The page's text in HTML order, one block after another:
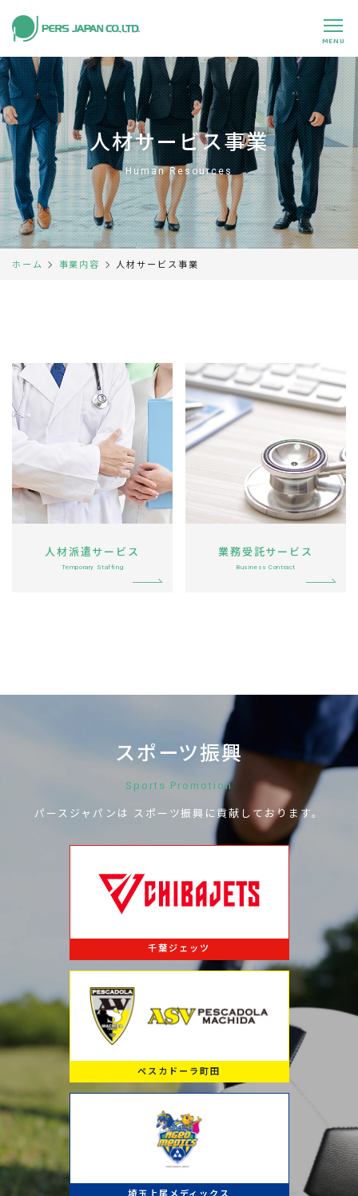
MENU
私たちの特長 About Us
事業内容 Business
事例紹介 Case
企業情報 Company
採用情報 Recruit
パートナー募集 Partners
お問い合わせ
人材サービス事業
Human Resources
ホーム 事業内容 人材サービス事業
人材派遣サービス
Temporary Staffing
業務受託サービス
Business Contract
スポーツ振興
Sports Promotion
パースジャパンは スポーツ振興に貢献しております。
千葉ジェッツ
ペスカドーラ町田